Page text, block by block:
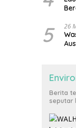
5 26
Berita
seputar